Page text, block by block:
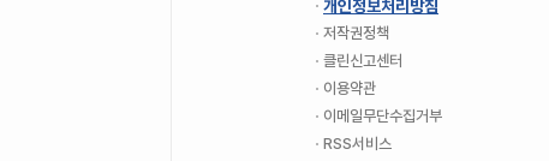
개인정보처리방침
저작권정책
클린신고센터
이용약관
이메일무단수집거부
RSS서비스